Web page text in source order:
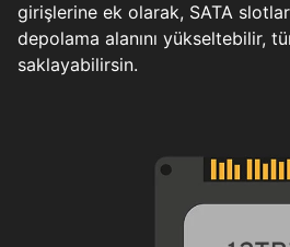
girişlerine ek olarak, SATA
depolama alanını yükseltebilir,
saklayabilirsin.